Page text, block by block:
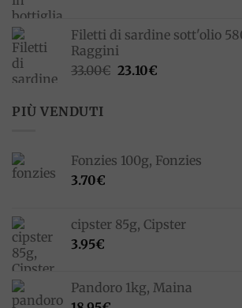
Filetti di sardine sott'olio
Raggini
33.00€ Il
23.10€Il
PIÙ VENDUTI
Fonzies 100g, Fonzies
3.70€
cipster 85g, Cipster
3.95€
Pandoro 1kg, Maina